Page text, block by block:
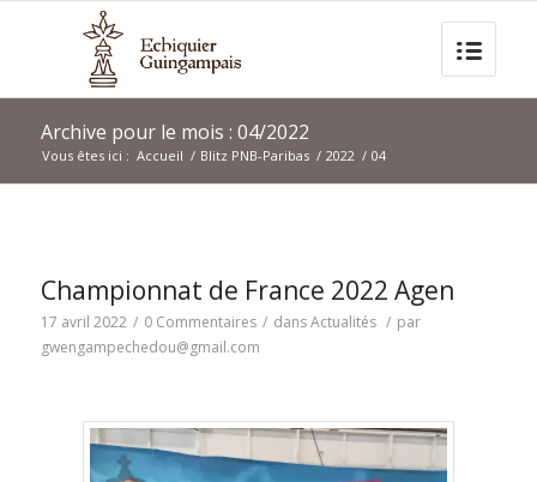
Archive pour le mois : 04/2022
Vous êtes ici : Accueil / Blitz PNB-Paribas / 2022 / 04
Championnat de France 2022 Agen
17 avril 2022 / 0 Commentaires / dansActualités / par
gwengampechedou@gmail.com